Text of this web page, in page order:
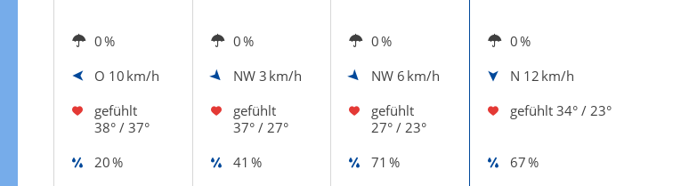
0 % 0 % 0 %
0 %
O 10 km/h NW 3 km/h NW 6 km/h N 12 km/h
gefühlt
38° / 37°
gefühlt
37° / 27°
gefühlt
27° / 23°
gefühlt 34° / 23°
20 % 41 % 71 %
67 %